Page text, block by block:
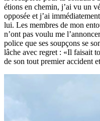
étions en chemin, j’ai vu un
opposée et j’ai
lui. Les membres de mon
n’ont pas voulu me
police que ses soupçons se
lâche avec regret : «Il faisait
de son tout premier accident